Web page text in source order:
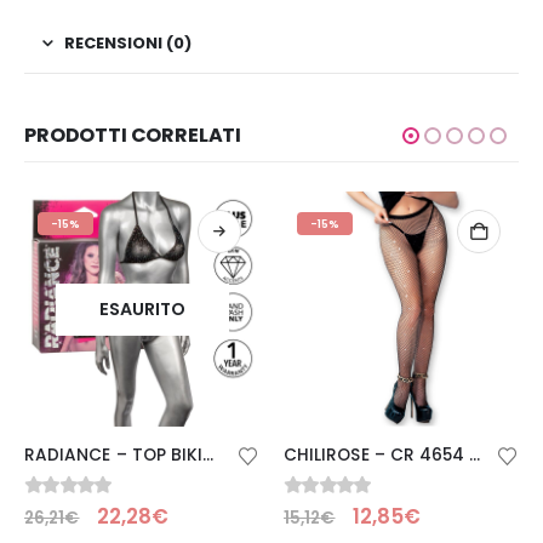
RECENSIONI (0)
PRODOTTI CORRELATI
-15%
ESAURITO
RADIANCE – TOP BIKINI A TRIANGOLO RHINE TAGLIA PLUS
0Su 5
26,21€ 22,28€
-15%
CHILIROSE – CR 4654 COLLANT STRASS NERO S/M
0Su 5
15,12€ 12,85€